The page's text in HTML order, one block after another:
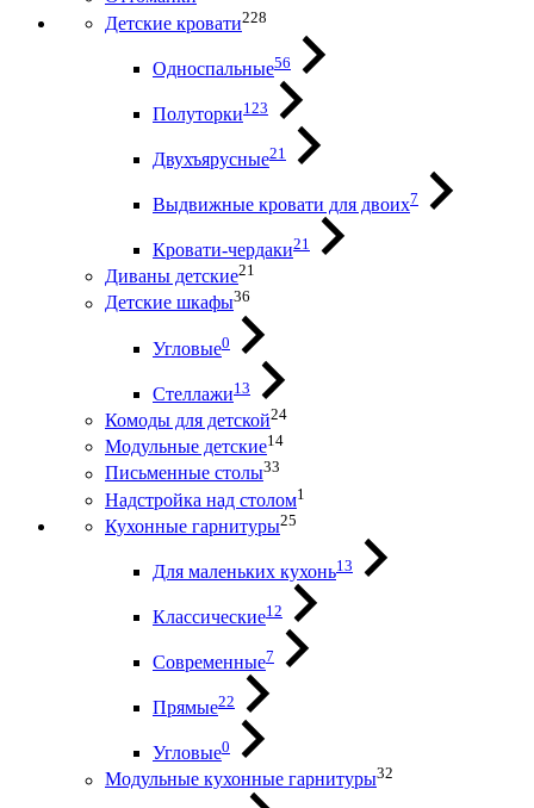
Детские кровати228
Односпальные56
Полуторки123
Двухъярусные21
Выдвижные кровати для двоих7
Кровати-чердаки21
Диваны детские21
Детские шкафы36
Угловые0
Стеллажи13
Комоды для детской24
Модульные детские14
Письменные столы33
Надстройка над столом1
Кухонные гарнитуры25
Для маленьких кухонь13
Классические12
Современные7
Прямые22
Угловые0
Модульные кухонные гарнитуры32